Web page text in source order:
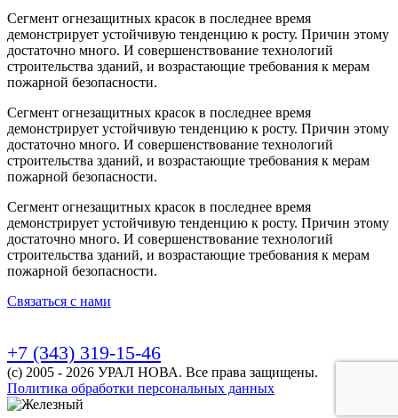
Сегмент огнезащитных красок в последнее время
демонстрирует устойчивую тенденцию к росту. Причин этому
достаточно много. И совершенствование технологий
строительства зданий, и возрастающие требования к мерам
пожарной безопасности.
Сегмент огнезащитных красок в последнее время
демонстрирует устойчивую тенденцию к росту. Причин этому
достаточно много. И совершенствование технологий
строительства зданий, и возрастающие требования к мерам
пожарной безопасности.
Сегмент огнезащитных красок в последнее время
демонстрирует устойчивую тенденцию к росту. Причин этому
достаточно много. И совершенствование технологий
строительства зданий, и возрастающие требования к мерам
пожарной безопасности.
Связаться с нами
+7 (343) 319-15-46
(с) 2005 - 2026 УРАЛ НОВА. Все права защищены.
Политика обработки персональных данных